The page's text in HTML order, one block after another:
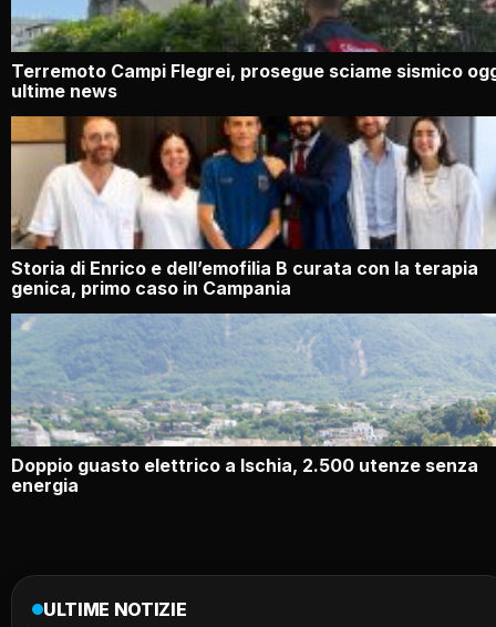
Terremoto Campi Flegrei, prosegue sciame sismico
ultime news
Storia di Enrico e dell’emofilia B curata con la terapia
genica, primo caso in Campania
Doppio guasto elettrico a Ischia, 2.500 utenze senza
energia
ULTIME NOTIZIE